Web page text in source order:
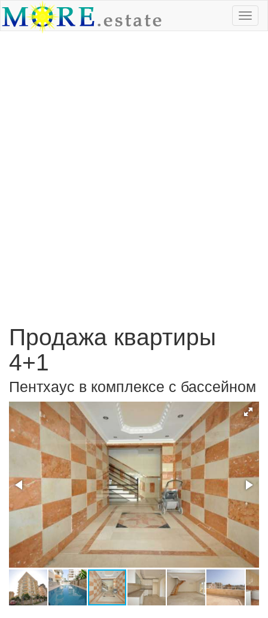
Продажа квартиры
4+1
Пентхаус в комплексе с бассейном